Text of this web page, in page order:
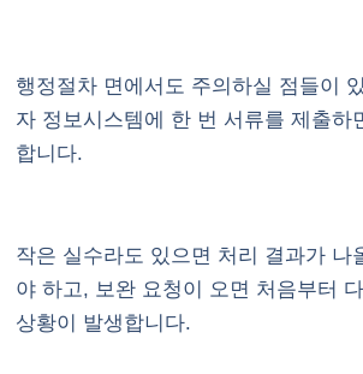
행정절차 면에서도 주의하실 점들이
자 정보시스템에 한 번 서류를 제출하
합니다.
작은 실수라도 있으면 처리 결과가 나
야 하고, 보완 요청이 오면 처음부터
상황이 발생합니다.